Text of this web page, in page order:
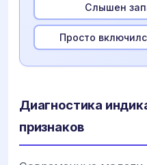
Слышен
Просто
Диагностика
признаков